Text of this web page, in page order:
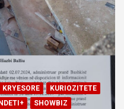
KRYESORE
KURIOZITETE
SHOWBIZ